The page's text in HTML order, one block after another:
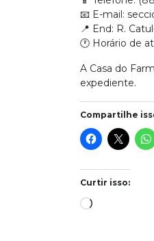
📧 E-mail:
📍 End: R.
🕐 Horário de
A Casa do
expediente.
Compartilhe
Curtir isso:
Carregando...